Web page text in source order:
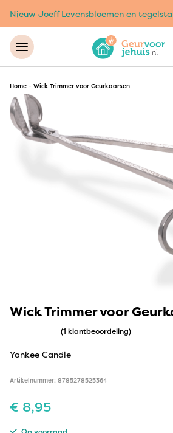
Nieuw Joeff Levensbloemen en
Home - Wick Trimmer voor Geurkaarsen
Wick Trimmer voor
(1 klantbeoordeling)
Yankee Candle
Artikelnummer: 8785278525364
€ 8,95